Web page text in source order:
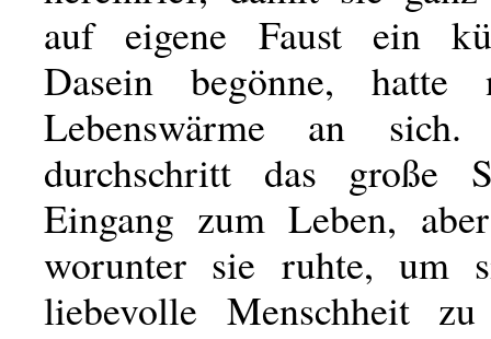
auf eigene Faust ein
Dasein begönne, hatte
Lebenswärme an
durchschritt das große
Eingang zum Leben,
worunter sie ruhte, um
liebevolle Menschheit zu